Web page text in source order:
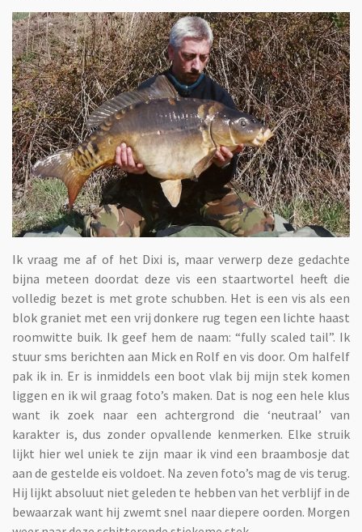
Ik vraag me af of het Dixi is, maar verwerp deze gedachte
bijna meteen doordat deze vis een staartwortel heeft die
volledig bezet is met grote schubben. Het is een vis als een
blok graniet met een vrij donkere rug tegen een lichte haast
roomwitte buik. Ik geef hem de naam: “fully scaled tail”. Ik
stuur sms berichten aan Mick en Rolf en vis door. Om halfelf
pak ik in. Er is inmiddels een boot vlak bij mijn stek komen
liggen en ik wil graag foto’s maken. Dat is nog een hele klus
want ik zoek naar een achtergrond die ‘neutraal’ van
karakter is, dus zonder opvallende kenmerken. Elke struik
lijkt hier wel uniek te zijn maar ik vind een braambosje dat
aan de gestelde eis voldoet. Na zeven foto’s mag de vis terug.
Hij lijkt absoluut niet geleden te hebben van het verblijf in de
bewaarzak want hij zwemt snel naar diepere oorden. Morgen